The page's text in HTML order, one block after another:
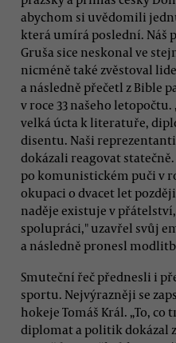
abychom si uvědomili
která umírá poslední. Náš
Gruša sice neskonal ve
nicméně také zvěstoval
a následně přečetl z Bible
v roce 33 našeho
velká úcta k literatuře,
disentu. Naši
dokázali reagovat
po komunistickém puči v
okupaci o dvacet let
naděje existuje v
spolupráci," uzavřel svůj
a následně pronesl
Smuteční řeč přednesli i
sportu. Nejvýrazněji se
hokeje Tomáš Král. „To,
diplomat a politik dokázal